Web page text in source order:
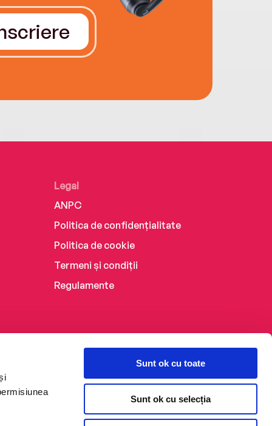
Sunt ok cu toate
Sunt ok cu selecția
Legal
ANPC
Politica de confidențialitate
Politica de cookie
Termeni și condiții
Regulamente